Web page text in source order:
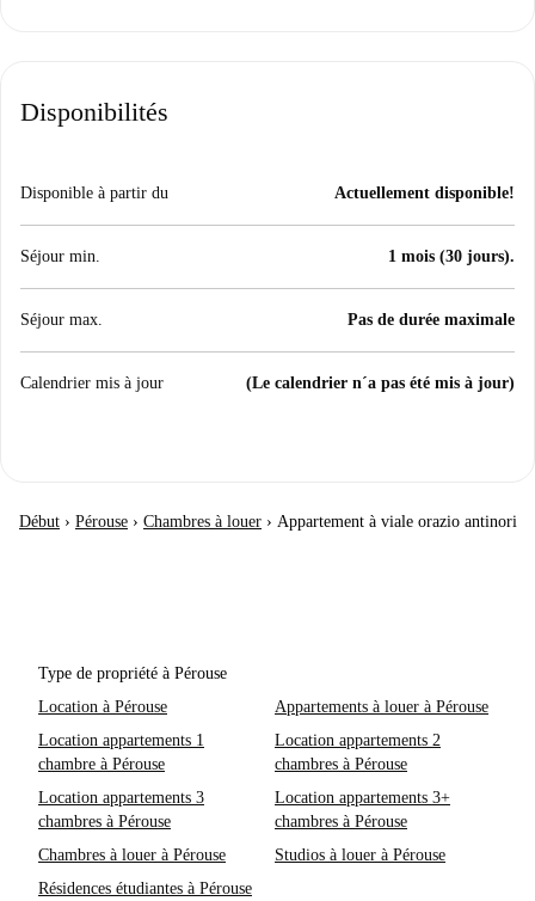
Disponibilités
Disponible à partir du Actuellement disponible!
Séjour min. 1 mois (30 jours).
Séjour max. Pas de durée maximale
Calendrier mis à jour (Le calendrier n´a pas été mis à jour)
Début › Pérouse › Chambres à louer › Appartement à viale orazio antinori
Type de propriété à Pérouse
Location à Pérouse
Appartements à louer à Pérouse
Location appartements 1
chambre à Pérouse
Location appartements 2
chambres à Pérouse
Location appartements 3
chambres à Pérouse
Location appartements 3+
chambres à Pérouse
Chambres à louer à Pérouse
Studios à louer à Pérouse
Résidences étudiantes à Pérouse